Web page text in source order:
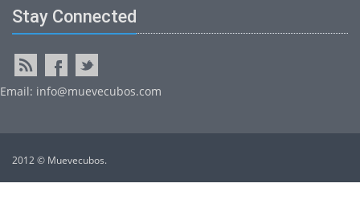
Stay Connected
Email: info@muevecubos.com
2012 © Muevecubos.